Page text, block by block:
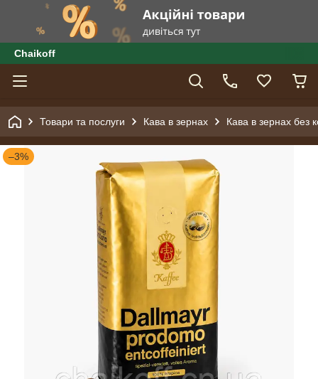
Сhaikoff
Товари та послуги Кава в зернах Кава в зернах без
–3%